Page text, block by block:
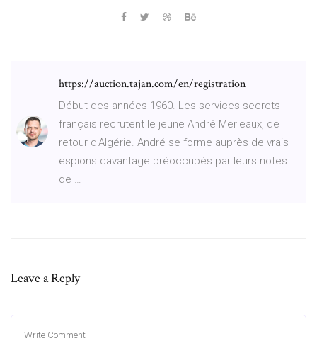
https://auction.tajan.com/en/registration
Début des années 1960. Les services secrets
français recrutent le jeune André Merleaux, de
retour d'Algérie. André se forme auprès de vrais
espions davantage préoccupés par leurs notes
de …
Leave a Reply